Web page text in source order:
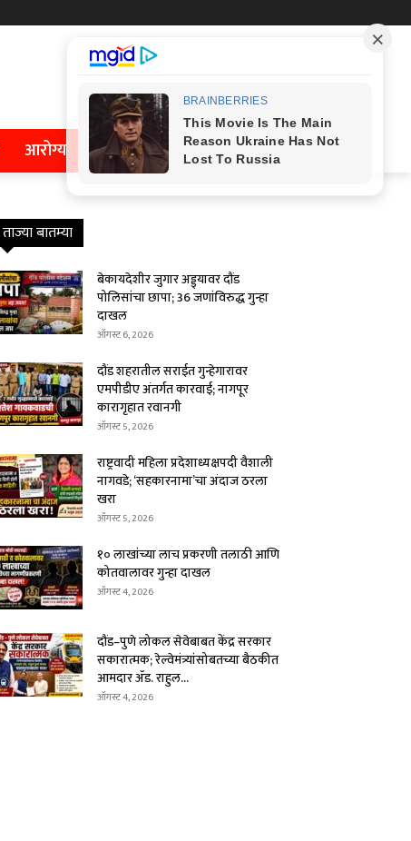
आरोग्य
ताज्या बातम्या
बेकायदेशीर जुगार अड्ड्यावर दौंड
पोलिसांचा छापा; 36 जणांविरुद्ध गुन्हा
दाखल
ऑगस्ट 6, 2026
दौंड शहरातील सराईत गुन्हेगारावर
एमपीडीए अंतर्गत कारवाई; नागपूर
कारागृहात रवानगी
ऑगस्ट 5, 2026
राष्ट्रवादी महिला प्रदेशाध्यक्षपदी वैशाली
नागवडे; ‘सहकारनामा’चा अंदाज ठरला
खरा
ऑगस्ट 5, 2026
१० लाखांच्या लाच प्रकरणी तलाठी आणि
कोतवालावर गुन्हा दाखल
ऑगस्ट 4, 2026
दौंड–पुणे लोकल सेवेबाबत केंद्र सरकार
सकारात्मक; रेल्वेमंत्र्यांसोबतच्या बैठकीत
आमदार ॲड. राहुल...
ऑगस्ट 4, 2026